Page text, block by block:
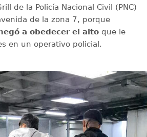
de la Policía Nacional Civil (PNC)
de la zona 7, porque
a obedecer el altoque le
en un operativo policial.